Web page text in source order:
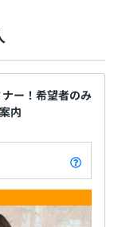
。
ります。
ー！希望者のみ
内